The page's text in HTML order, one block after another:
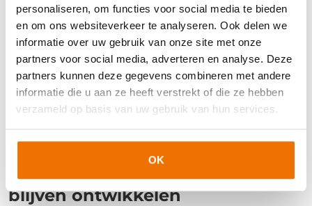
personaliseren, om functies voor social media te bieden
en om ons websiteverkeer te analyseren. Ook delen we
informatie over uw gebruik van onze site met onze
partners voor social media, adverteren en analyse. Deze
partners kunnen deze gegevens combineren met andere
informatie die u aan ze heeft verstrekt of die ze hebben
verzameld op basis van uw gebruik van hun services.
OK
uitvoering van de functie, maar ook over het grotere
plaatje. Wat heeft het team echt nodig? Welke skills
maken straks echt het verschil? En hoe vertaal je dat
naar een duurzame oplossing?
Wendbaarheid
De markt is continu in beweging. En jij dus ook. Dat
en kansen zien voordat ze worden uitgesproken.
Strategisch detacheren begint bij
blijven ontwikkelen